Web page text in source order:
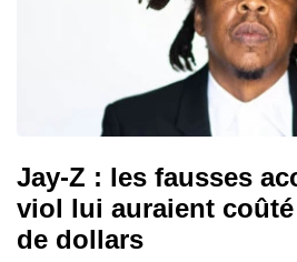
Jay-Z : les fausses
viol lui auraient
de dollars